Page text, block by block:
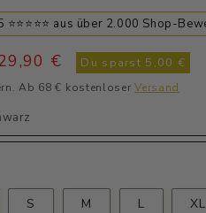
⭐⭐⭐⭐⭐ aus über 2.000 Shop-
€ Du sparst 5,00 €
Ab 68 € kostenloserVersand
S M L XL